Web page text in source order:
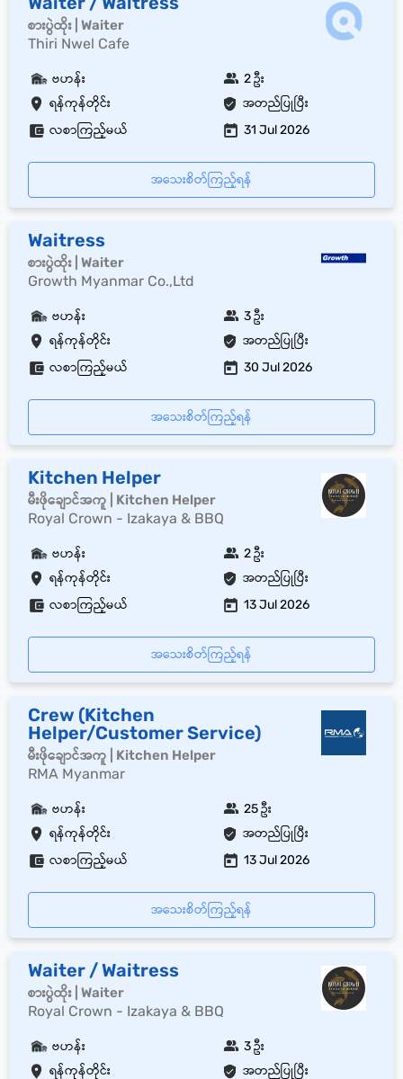
စားပွဲထိုး | Waiter
Thiri Nwel Cafe
ရန်ကုန်တိုင်း အတည်ပြုပြီး
ဗဟန်း 2 ဦး
လစာကြည့်မယ် 31 Jul 2026
အသေးစိတ်ကြည့်ရန်
Waitress
စားပွဲထိုး | Waiter
Growth Myanmar Co.,Ltd
ရန်ကုန်တိုင်း အတည်ပြုပြီး
ဗဟန်း 3 ဦး
လစာကြည့်မယ် 30 Jul 2026
အသေးစိတ်ကြည့်ရန်
Kitchen Helper
မီးဖိုချောင်အကူ | Kitchen Helper
Royal Crown - Izakaya & BBQ
ရန်ကုန်တိုင်း အတည်ပြုပြီး
ဗဟန်း 2 ဦး
လစာကြည့်မယ် 13 Jul 2026
အသေးစိတ်ကြည့်ရန်
Crew (Kitchen
Helper/Customer Service)
မီးဖိုချောင်အကူ | Kitchen Helper
RMA Myanmar
ရန်ကုန်တိုင်း အတည်ပြုပြီး
ဗဟန်း 25 ဦး
လစာကြည့်မယ် 13 Jul 2026
အသေးစိတ်ကြည့်ရန်
Waiter / Waitress
စားပွဲထိုး | Waiter
Royal Crown - Izakaya & BBQ
ရန်ကုန်တိုင်း အတည်ပြုပြီး
ဗဟန်း 3 ဦး